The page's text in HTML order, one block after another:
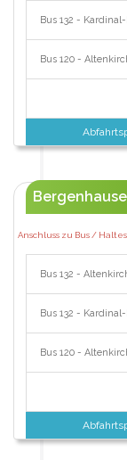
Bus 132 -
Bus 120 -
Anschluss zu Bus /
Bus 132 -
Bus 132 -
Bus 120 -